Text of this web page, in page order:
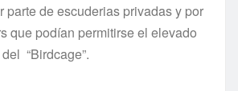
parte de escuderias privadas y por
que podían permitirse el elevado
“Birdcage”.